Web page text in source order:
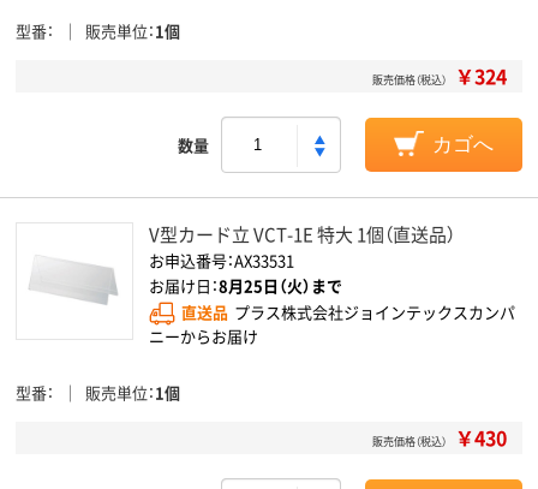
型番 販売単位 1個
販売価格（税込） ￥324
数量 カゴへ
V型カード立 VCT-1E 特大 1個（直送品）
お申込番号：AX33531
お届け日：8月25日（火）まで
直送品 プラス株式会社ジョインテックスカンパ
ニーからお届け
型番 販売単位 1個
販売価格（税込） ￥430